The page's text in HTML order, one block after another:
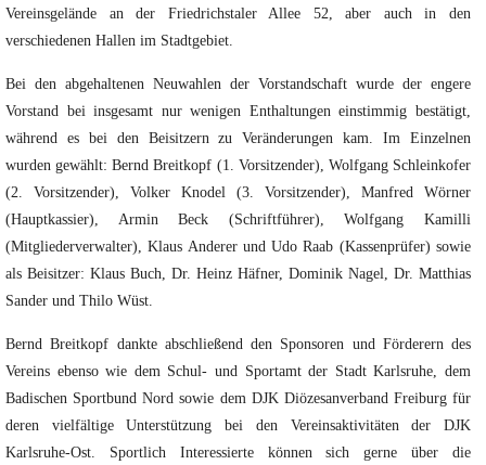
Vereinsgelände an der Friedrichstaler Allee 52, aber auch in den
verschiedenen Hallen im Stadtgebiet.
Bei den abgehaltenen Neuwahlen der Vorstandschaft wurde der engere
Vorstand bei insgesamt nur wenigen Enthaltungen einstimmig bestätigt,
während es bei den Beisitzern zu Veränderungen kam. Im Einzelnen
wurden gewählt: Bernd Breitkopf (1. Vorsitzender), Wolfgang Schleinkofer
(2. Vorsitzender), Volker Knodel (3. Vorsitzender), Manfred Wörner
(Hauptkassier), Armin Beck (Schriftführer), Wolfgang Kamilli
(Mitgliederverwalter), Klaus Anderer und Udo Raab (Kassenprüfer) sowie
als Beisitzer: Klaus Buch, Dr. Heinz Häfner, Dominik Nagel, Dr. Matthias
Sander und Thilo Wüst.
Bernd Breitkopf dankte abschließend den Sponsoren und Förderern des
Vereins ebenso wie dem Schul- und Sportamt der Stadt Karlsruhe, dem
Badischen Sportbund Nord sowie dem DJK Diözesanverband Freiburg für
deren vielfältige Unterstützung bei den Vereinsaktivitäten der DJK
Karlsruhe-Ost. Sportlich Interessierte können sich gerne über die